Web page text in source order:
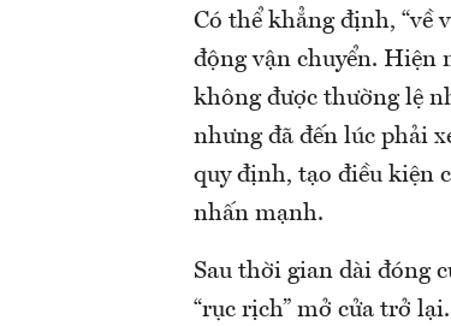
Có thể khẳng định, “về
động vận chuyển. Hiện
không được thường lệ
nhưng đã đến lúc phải
quy định, tạo điều kiện
nhấn mạnh.
Sau thời gian dài đóng
“rục rịch” mở cửa trở lại.